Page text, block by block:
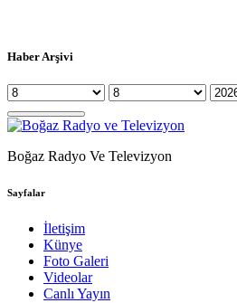
Haber Arşivi
Boğaz Radyo Ve Televizyon
Sayfalar
İletişim
Künye
Foto Galeri
Videolar
Canlı Yayın